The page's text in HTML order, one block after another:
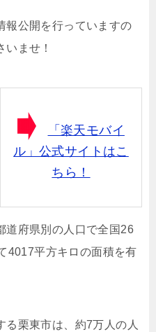
報公開を行っていますの
ませ！
「楽天モバイ
ル」公式サイトはこ
ちら！
道府県別の人口で全国26
4017平方キロの面積を有
る栗東市は、約7万人の人